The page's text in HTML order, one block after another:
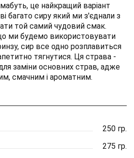
це найкращий варіант
багато сиру який ми з'єднали з
той самий чудовий смак.
ми будемо використовувати
сир все одно розплавиться
тягнутися. Ця страва -
заміни основних страв, адже
смачним і ароматним.
250 гр.
275 гр.